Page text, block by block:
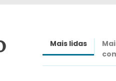
Mais lidas